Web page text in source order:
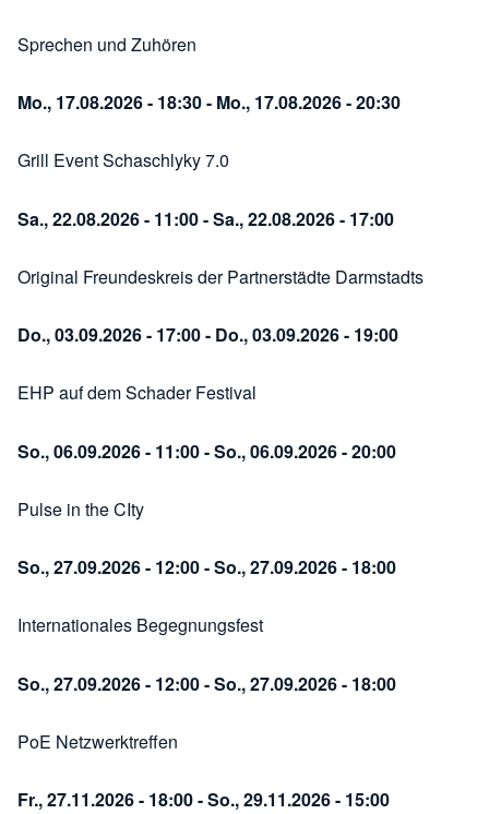
Sprechen und Zuhören
Mo., 17.08.2026 - 18:30- Mo., 17.08.2026 - 20:30
Grill Event Schaschlyky 7.0
Sa., 22.08.2026 - 11:00-Sa., 22.08.2026 - 17:00
Original Freundeskreis der Partnerstädte Darmstadts
Do., 03.09.2026 - 17:00- Do., 03.09.2026 - 19:00
EHP auf dem Schader Festival
So., 06.09.2026 - 11:00-So., 06.09.2026 - 20:00
Pulse in the CIty
So., 27.09.2026 - 12:00-So., 27.09.2026 - 18:00
Internationales Begegnungsfest
So., 27.09.2026 - 12:00-So., 27.09.2026 - 18:00
PoE Netzwerktreffen
Fr., 27.11.2026 - 18:00-So., 29.11.2026 - 15:00